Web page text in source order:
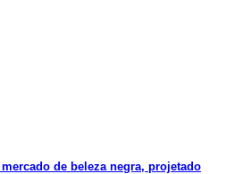
de beleza negra, projetado